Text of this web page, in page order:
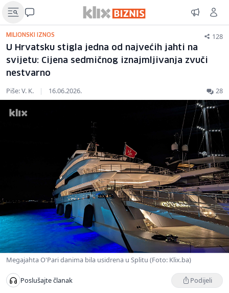
MILIONSKI IZNOS 128
U Hrvatsku stigla jedna od najvećih jahti na
svijetu: Cijena sedmičnog iznajmljivanja zvuči
nestvarno
Piše: V. K. | 16.06.2026. 28
Megajahta O'Pari danima bila usidrena u Splitu (Foto: Klix.ba)
Poslušajte članak Podijeli